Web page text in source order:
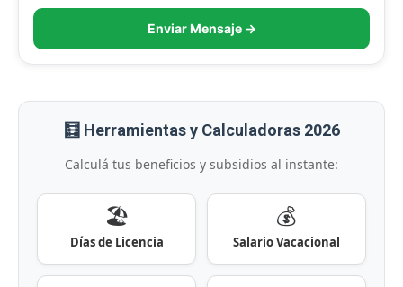
Enviar Mensaje →
🧮 Herramientas y Calculadoras 2026
Calculá tus beneficios y subsidios al instante:
🏖️
Días de Licencia
💰
Salario Vacacional